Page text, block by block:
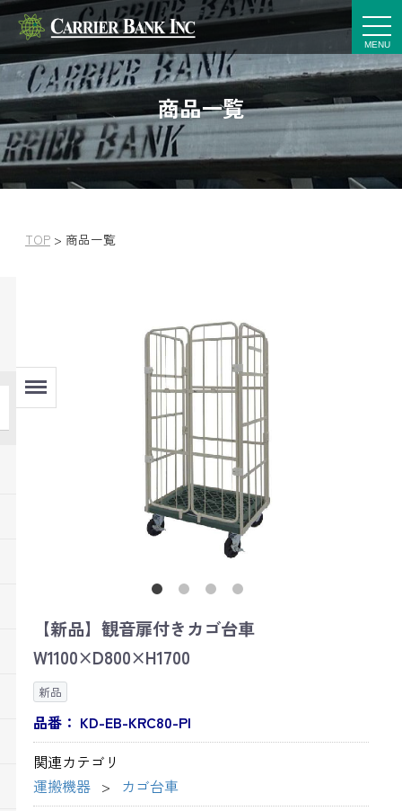
t
o
g
g
l
n
v
g
t
商品一覧
TOP > 商品一覧
Menu
【新品】観音扉付きカゴ台車
W1100×D800×H1700
新品
品番： KD-EB-KRC80-PI
関連カテゴリ
運搬機器
カゴ台車